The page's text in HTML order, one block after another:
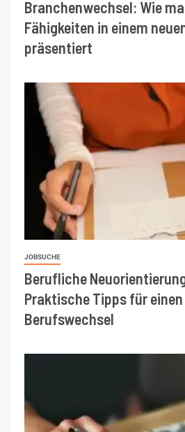
Branchenwechsel: Wie
Fähigkeiten in einem
präsentiert
JOBSUCHE
Berufliche
Praktische Tipps für
Berufswechsel